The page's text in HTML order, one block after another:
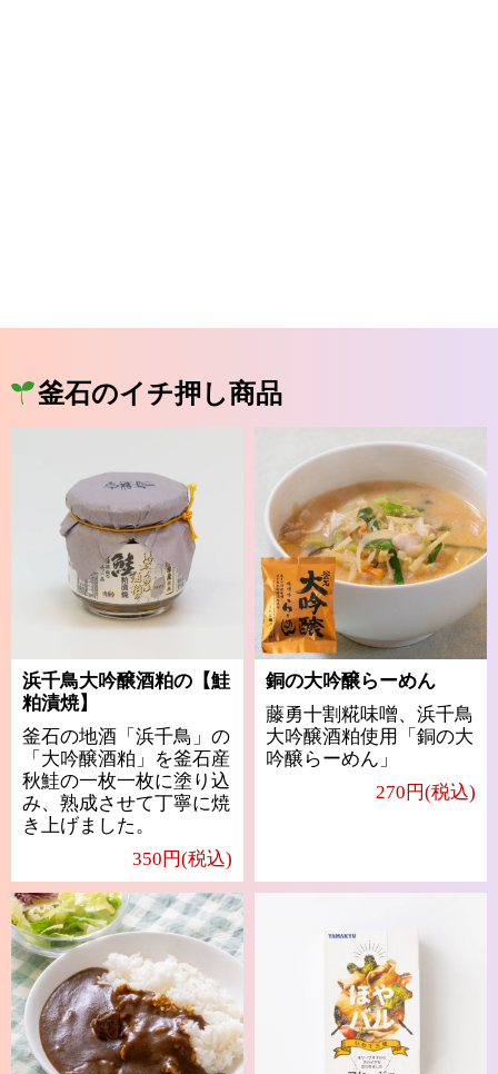
釜石のイチ押し商品
浜千鳥大吟醸酒粕の【鮭
粕漬焼】
釜石の地酒「浜千鳥」の
「大吟醸酒粕」を釜石産
秋鮭の一枚一枚に塗り込
み、熟成させて丁寧に焼
き上げました。
350円(税込)
銅の大吟醸らーめん
藤勇十割糀味噌、浜千鳥
大吟醸酒粕使用「銅の大
吟醸らーめん」
270円(税込)